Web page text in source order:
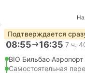
Подтверждается
08:55 16:35 7 ч.
BIO Бильбао Аэропорт
Самостоятельная